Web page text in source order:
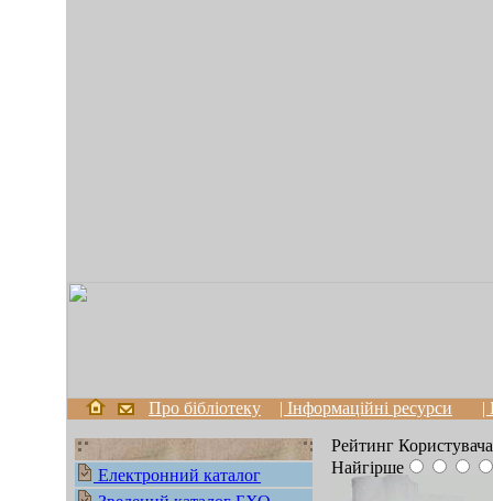
Про бібліотеку | Інформаційні ресурси |
Електронний каталог
Рейтинг
Найгірше